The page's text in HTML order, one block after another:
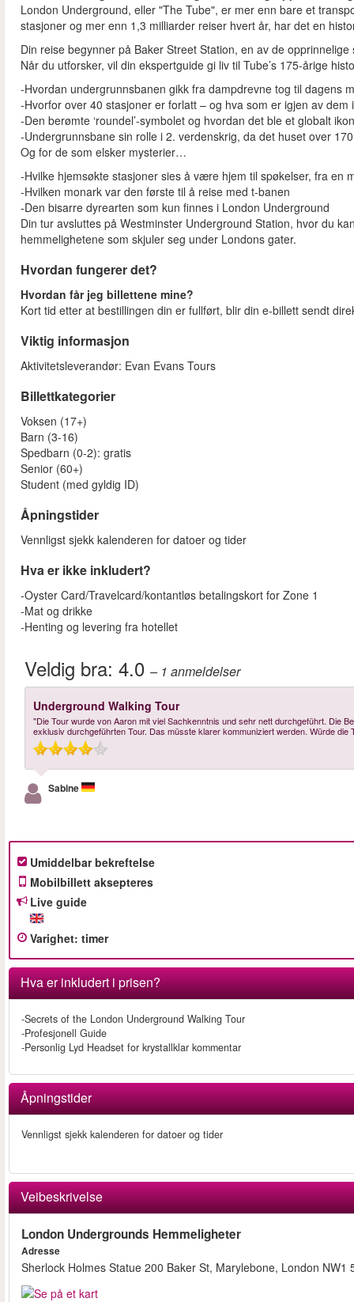
London Underground, eller "The Tube", er mer enn bare et
stasjoner og mer enn 1,3 milliarder reiser hvert år, har det en
Din reise begynner på Baker Street Station, en av de
Når du utforsker, vil din ekspertguide gi liv til Tube’s 175-årige
-Hvordan undergrunnsbanen gikk fra dampdrevne tog til dagens
-Hvorfor over 40 stasjoner er forlatt – og hva som er igjen av dem
-Den berømte ‘roundel’-symbolet og hvordan det ble et globalt ikon
-Undergrunnsbane sin rolle i 2. verdenskrig, da det huset over
Og for de som elsker mysterier…
-Hvilke hjemsøkte stasjoner sies å være hjem til spøkelser, fra en
-Hvilken monark var den første til å reise med t-banen
-Den bisarre dyrearten som kun finnes i London Underground
Din tur avsluttes på Westminster Underground Station, hvor du
hemmelighetene som skjuler seg under Londons gater.
Hvordan fungerer det?
Hvordan får jeg billettene mine?
Kort tid etter at bestillingen din er fullført, blir din e-billett sendt
Viktig informasjon
Aktivitetsleverandør: Evan Evans Tours
Billettkategorier
Voksen (17+)
Barn (3-16)
Spedbarn (0-2): gratis
Senior (60+)
Student (med gyldig ID)
Åpningstider
Vennligst sjekk kalenderen for datoer og tider
Hva er ikke inkludert?
-Oyster Card/Travelcard/kontantløs betalingskort for Zone 1
-Mat og drikke
-Henting og levering fra hotellet
Veldig bra: 4.0 – 1 anmeldelser
Underground Walking Tour
"Die Tour wurde von Aaron mit viel Sachkenntnis und sehr nett durchgeführt. Die
exklusiv durchgeführten Tour. Das müsste klarer kommuniziert werden. Würde
Sabine
Umiddelbar bekreftelse
Mobilbillett aksepteres
Live guide
Varighet: timer
Hva er inkludert i prisen?
-Secrets of the London Underground Walking Tour
-Profesjonell Guide
-Personlig Lyd Headset for krystallklar kommentar
Åpningstider
Vennligst sjekk kalenderen for datoer og tider
Veibeskrivelse
London Undergrounds Hemmeligheter
Adresse
Sherlock Holmes Statue 200 Baker St, Marylebone, London NW1